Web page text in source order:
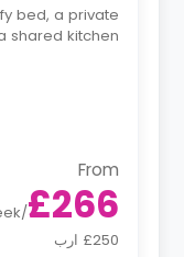
bed, a private
shared kitchen.
From
£266
/
£250 ارب